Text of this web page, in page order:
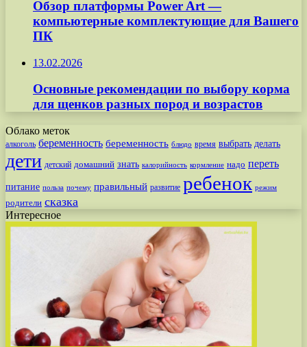
Обзор платформы Power Art —
компьютерные комплектующие для Вашего
ПК
13.02.2026
Основные рекомендации по выбору корма
для щенков разных пород и возрастов
Облако меток
алкоголь беременность беременность блюдо время выбрать делать
дети детский домашний знать калорийность кормление надо переть
питание польза почему правильный развитие ребенок режим
родители сказка
Интересное